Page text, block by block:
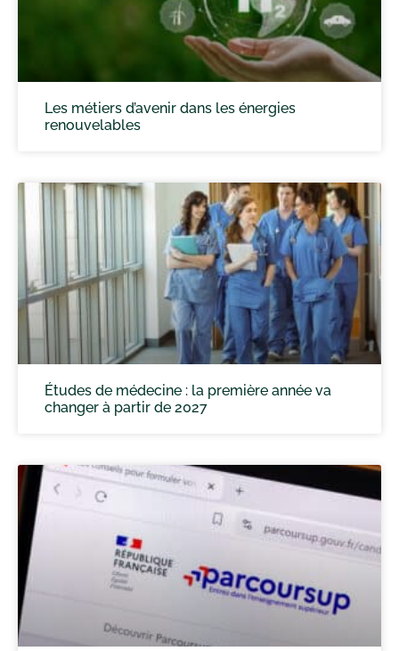
Les métiers d’avenir dans les énergies
renouvelables
Études de médecine : la première année va
changer à partir de 2027